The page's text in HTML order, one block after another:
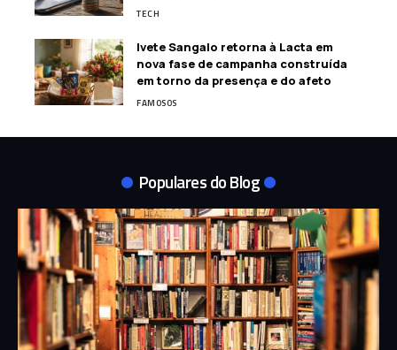
TECH
Ivete Sangalo retorna à Lacta em
nova fase de campanha construída
em torno da presença e do afeto
FAMOSOS
Populares do Blog